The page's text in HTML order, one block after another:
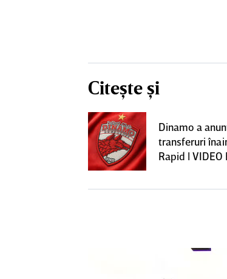
Citește și
Dinamo a
transferuri
Rapid | VIDEO